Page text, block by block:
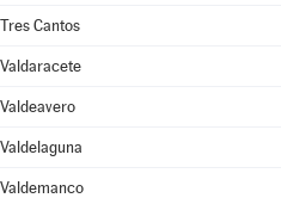
Tres Cantos
Valdaracete
Valdeavero
Valdelaguna
Valdemanco